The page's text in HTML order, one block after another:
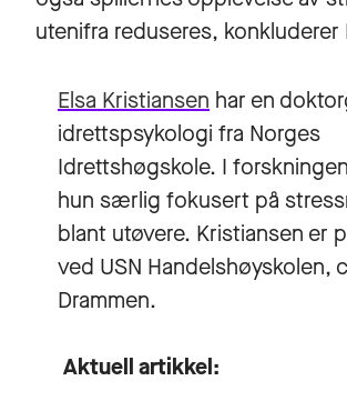
utenifra reduseres, konkluderer
Elsa Kristiansen har en
idrettspsykologi fra Norges
Idrettshøgskole. I
hun særlig fokusert på
blant utøvere. Kristiansen er
ved USN Handelshøyskolen,
Drammen.
Aktuell artikkel: